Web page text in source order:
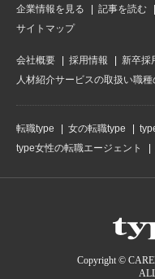
企業情報を見る
記事を読む
サイトマップ
会社概要 採用情報
新卒採
人材紹介サービスの取扱い職
転職type 女の転職type
type女性の転職エージェント
Copyright ©